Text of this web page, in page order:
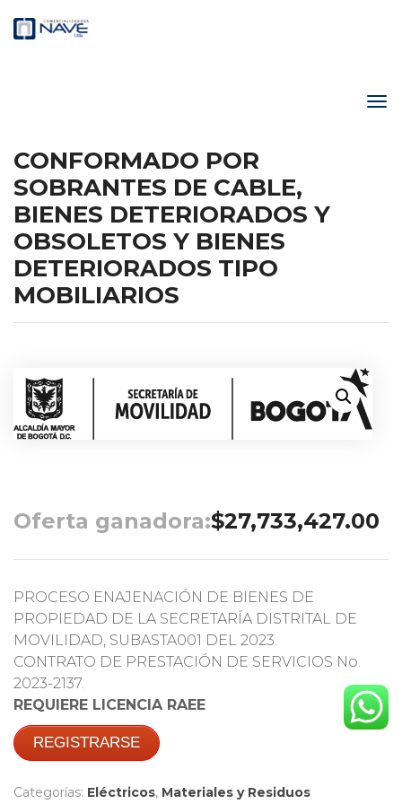
CONFORMADO POR
SOBRANTES DE CABLE,
BIENES DETERIORADOS Y
OBSOLETOS Y BIENES
DETERIORADOS TIPO
MOBILIARIOS
Oferta ganadora:$27,733,427.00
PROCESO ENAJENACIÓN DE BIENES DE
PROPIEDAD DE LA SECRETARÍA DISTRITAL DE
MOVILIDAD, SUBASTA001 DEL 2023.
CONTRATO DE PRESTACIÓN DE SERVICIOS No.
2023-2137.
REQUIERE LICENCIA RAEE
REGISTRARSE
Categorías: Eléctricos, Materiales y Residuos